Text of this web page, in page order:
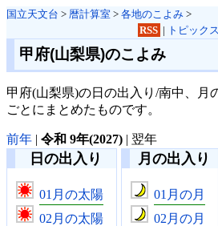
国立天文台 > 暦計算室 > 各地のこよみ >
RSS | トピックス
甲府(山梨県)のこよみ
甲府(山梨県)の日の出入り/南中、月
ごとにまとめたものです。
前年 | 令和 9年(2027) | 翌年
日の出入り
01月の太陽
02月の太陽
月の出入り
01月の月
02月の月